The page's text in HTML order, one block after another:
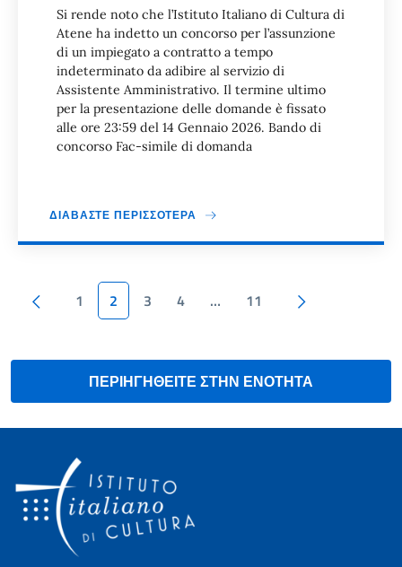
Si rende noto che l’Istituto Italiano di Cultura di
Atene ha indetto un concorso per l’assunzione
di un impiegato a contratto a tempo
indeterminato da adibire al servizio di
Assistente Amministrativo. Il termine ultimo
per la presentazione delle domande è fissato
alle ore 23:59 del 14 Gennaio 2026. Bando di
concorso Fac-simile di domanda
ΔΙΑΒΆΣΤΕ ΠΕΡΙΣΣΌΤΕΡΑ
Paginazione
Pagina precedente
1 2 3 4 … 11
ΠΕΡΙΗΓΗΘΕΙΤΕ ΣΤΗΝ ΕΝΟΤΗΤΑ